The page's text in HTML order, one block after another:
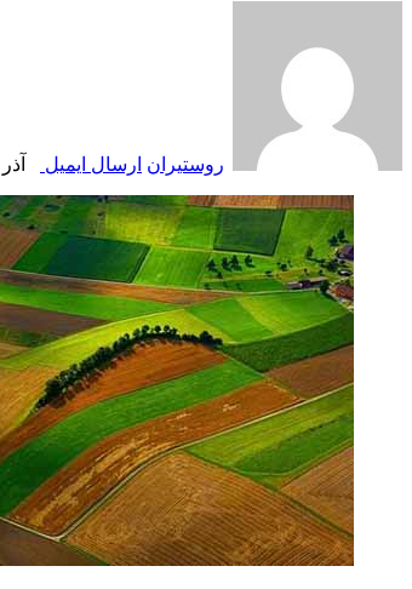
روستیران ارسال ایمیل آذر ۲۰, ۱۴۰۱